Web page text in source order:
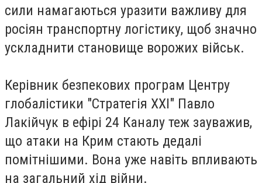
сили намагаються уразити важливу для
росіян транспортну логістику, щоб значно
ускладнити становище ворожих військ.
Керівник безпекових програм Центру
глобалістики "Стратегія XXI" Павло
Лакійчук в ефірі 24 Каналу теж зауважив,
що атаки на Крим стають дедалі
помітнішими. Вона уже навіть впливають
на загальний хід війни.